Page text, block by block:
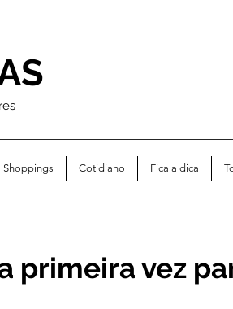
Shoppings Cotidiano Fica a dica
primeira vez